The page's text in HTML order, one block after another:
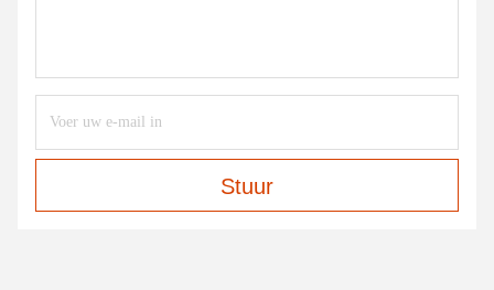
Stuur